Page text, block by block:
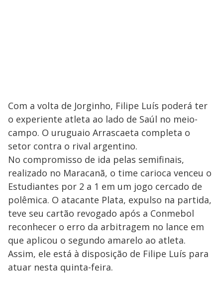
Com a volta de Jorginho, Filipe Luís poderá ter
o experiente atleta ao lado de Saúl no meio-
campo. O uruguaio Arrascaeta completa o
setor contra o rival argentino.
No compromisso de ida pelas semifinais,
realizado no Maracanã, o time carioca venceu o
Estudiantes por 2 a 1 em um jogo cercado de
polêmica. O atacante Plata, expulso na partida,
teve seu cartão revogado após a Conmebol
reconhecer o erro da arbitragem no lance em
que aplicou o segundo amarelo ao atleta.
Assim, ele está à disposição de Filipe Luís para
atuar nesta quinta-feira.